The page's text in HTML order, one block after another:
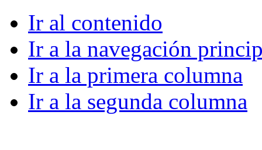
Ir al contenido
Ir a la navegación
Ir a la primera columna
Ir a la segunda columna